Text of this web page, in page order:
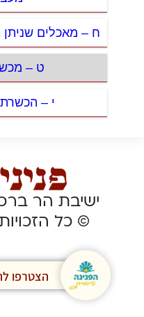
ח – מאכלים שניתן
ט –
י –
ישיבת הר
© כל
הצטרפו